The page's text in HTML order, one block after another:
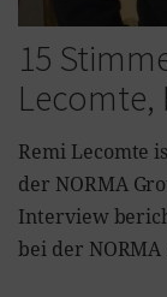
15
Lecomte,
Remi Lecomte
der NORMA
Interview
bei der NORMA